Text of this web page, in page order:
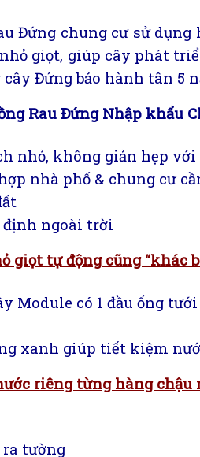
Đứng chung cư sử
giọt, giúp cây phát
Đứng bảo hành tân 5
Rau Đứng Nhập khẩu
nhỏ, không giản hẹp
nhà phố & chung cư
định ngoài trời
giọt tự động cũng “khác
Module có 1 đầu ống
xanh giúp tiết kiệm
riêng từng hàng chậu
ra tường